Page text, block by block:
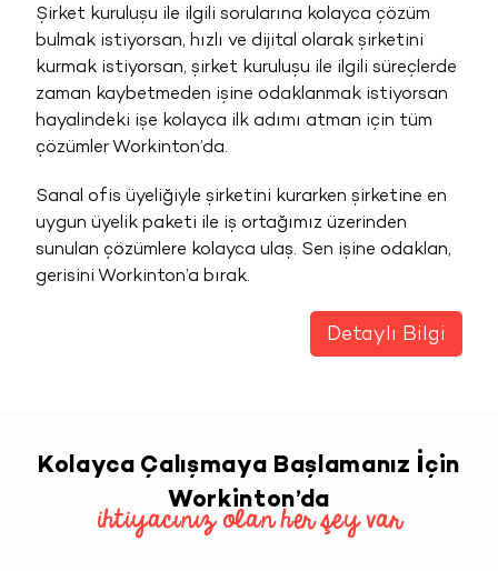
Şirket kuruluşu ile ilgili sorularına kolayca çözüm
bulmak istiyorsan, hızlı ve dijital olarak şirketini
kurmak istiyorsan, şirket kuruluşu ile ilgili süreçlerde
zaman kaybetmeden işine odaklanmak istiyorsan
hayalindeki işe kolayca ilk adımı atman için tüm
çözümler Workinton’da.
Sanal ofis üyeliğiyle şirketini kurarken şirketine en
uygun üyelik paketi ile iş ortağımız üzerinden
sunulan çözümlere kolayca ulaş. Sen işine odaklan,
gerisini Workinton’a bırak.
Detaylı Bilgi
Kolayca Çalışmaya Başlamanız İçin
Workinton’da
ihtiyacınız olan her şey var